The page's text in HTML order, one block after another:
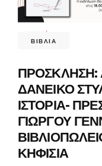
ΒΙΒΛΙΑ
ΠΡΟΣΚΛΗΣΗ:
ΔΑΝΕΙΚΟ
ΙΣΤΟΡΙΑ-
ΓΙΩΡΓΟΥ
ΚΗΦΙΣΙΑ